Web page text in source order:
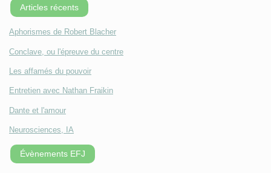
Articles récents
Aphorismes de Robert Blacher
Conclave, ou l'épreuve du centre
Les affamés du pouvoir
Entretien avec Nathan Fraikin
Dante et l'amour
Neurosciences, IA
Évènements EFJ